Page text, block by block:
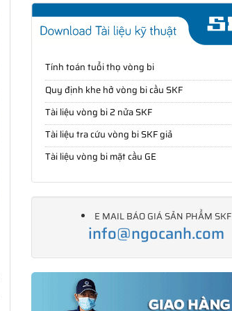
Tính toán tuổi thọ vòng bi
Quy định khe hở vòng bi cầu SKF
Tài liệu vòng bi 2 nửa SKF
Tài liệu tra cứu vòng bi SKF giả
Tài liệu vòng bi mặt cầu GE
E MAIL BÁO GIÁ SẢN PHẨM SKF
info@ngocanh.com